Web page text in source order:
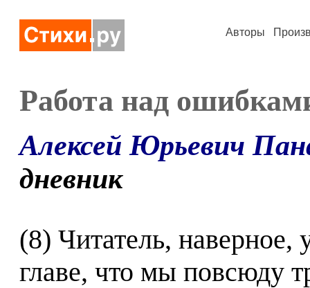
Авторы
Работа над
Алексей Юрьевич
дневник
(8) Читатель, наверное,
главе, что мы повсюду